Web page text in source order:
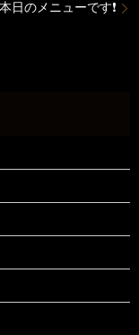
日のメニューです❗️